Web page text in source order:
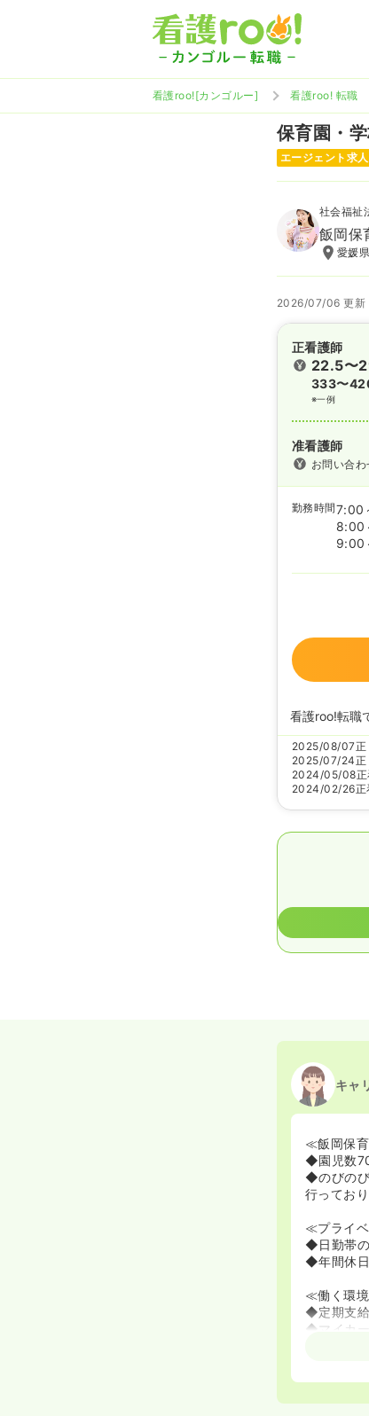
看護roo![カンゴルー] 看護roo! 転職
保育園・
エージェント求人
社会福祉
飯岡保
愛媛
2026/07/06 更新
正看護師
22.5〜
333〜
※一例
准看護師
お問い合
勤務時間7:00
8:00
9:00
看護roo!転職
2025/08/07正
2025/07/24正
2024/05/08
2024/02/26正
キャ
≪飯岡保
◆園児数
◆のびのび
行っており
≪プライ
◆日勤帯の
◆年間休日
≪働く環
◆定期支給
◆マイカ